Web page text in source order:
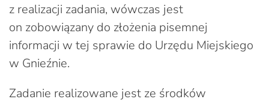
z realizacji zadania, wówczas jest
on zobowiązany do złożenia pisemnej
informacji w tej sprawie do Urzędu Miejskiego
w Gnieźnie.
Zadanie realizowane jest ze środków